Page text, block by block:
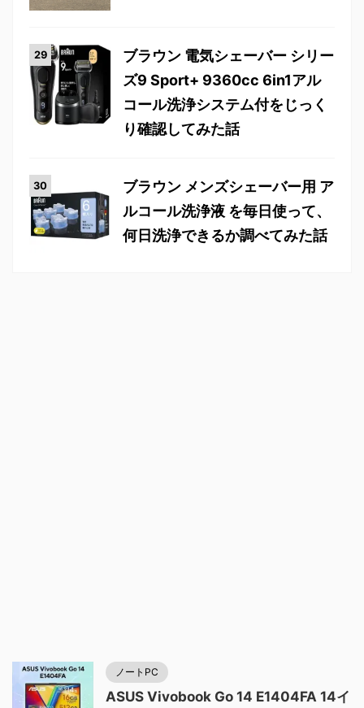
ブラウン 電気シェーバー シリー
ズ9 Sport+ 9360cc 6in1アル
コール洗浄システム付をじっく
り確認してみた話
ブラウン メンズシェーバー用 ア
ルコール洗浄液 を毎日使って、
何日洗浄できるか調べてみた話
ノートPC
ASUS Vivobook Go 14 E1404FA 14イ